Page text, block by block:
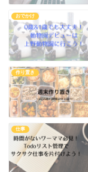
おでかけ
作り置き
仕事